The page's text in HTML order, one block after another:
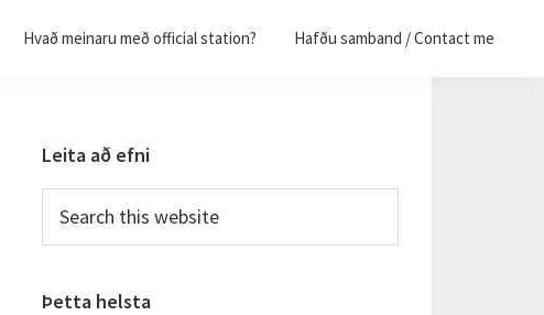
Hvað meinaru með official station? Hafðu samband / Contact me
Primary
Sidebar
Leita að efni
this
Þetta helsta